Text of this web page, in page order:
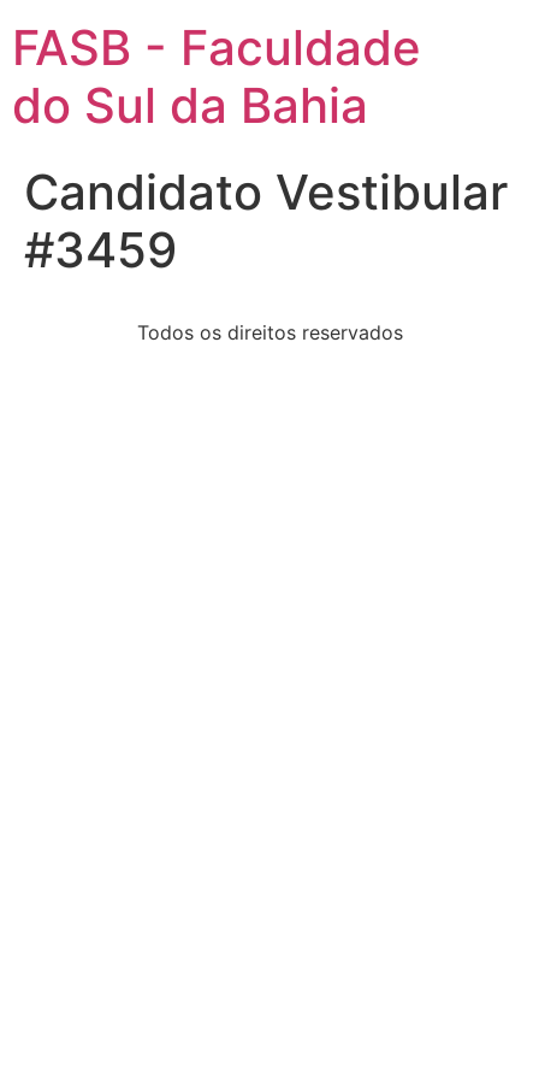
FASB - Faculdade
do Sul da Bahia
Candidato Vestibular
#3459
Todos os direitos reservados